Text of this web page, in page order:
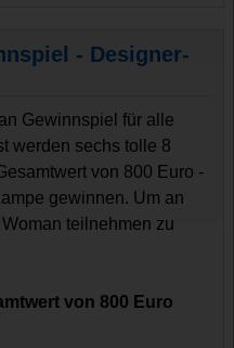
- Designer-
Gewinnspiel für alle
werden sechs tolle 8
von 800 Euro -
gewinnen. Um an
teilnehmen zu
von 800 Euro